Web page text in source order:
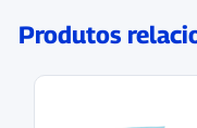
Produtos